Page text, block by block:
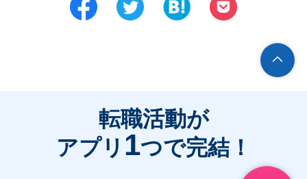
転職活動が
アプリ 1つで完結！